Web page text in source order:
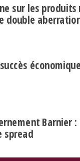
sur les
double
Barnier
spread